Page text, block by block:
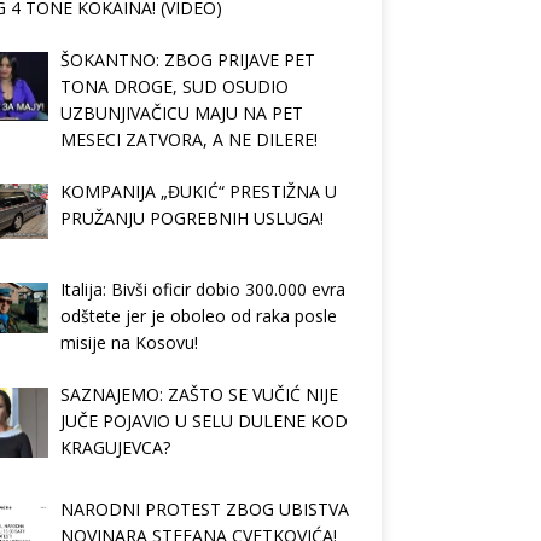
4 TONE KOKAINA! (VIDEO)
ŠOKANTNO: ZBOG PRIJAVE PET
TONA DROGE, SUD OSUDIO
UZBUNJIVAČICU MAJU NA PET
MESECI ZATVORA, A NE DILERE!
KOMPANIJA „ĐUKIĆ“ PRESTIŽNA U
PRUŽANJU POGREBNIH USLUGA!
Italija: Bivši oficir dobio 300.000 evra
odštete jer je oboleo od raka posle
misije na Kosovu!
SAZNAJEMO: ZAŠTO SE VUČIĆ NIJE
JUČE POJAVIO U SELU DULENE KOD
KRAGUJEVCA?
NARODNI PROTEST ZBOG UBISTVA
NOVINARA STEFANA CVETKOVIĆA!